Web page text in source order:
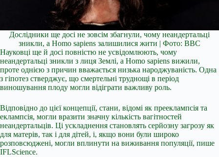
Дослідники ще досі не зовсім збагнули, чому неандертальці
зникли, а Homo sapiens залишилися жити | Фото: BBC
Науковці ще й досі повністю не усвідомлюють, чому
неандертальці зникли з лиця Землі, а Homo sapiens вижили,
проте однією з причин вважається низька народжуваність. Одна
з гіпотез стверджує, що смертельні труднощі в період
виношування плоду могли відіграти важливу роль.
Відповідно до цієї концепції, стани, відомі як прееклампсія та
еклампсія, могли вразити значну кількість вагітностей
неандертальців. Ці ускладнення становлять серйозну загрозу як
для матерів, так і для дітей, і, якщо вони були широко
розповсюджені, могли вплинути на виживання популяції, пише
IFLScience.